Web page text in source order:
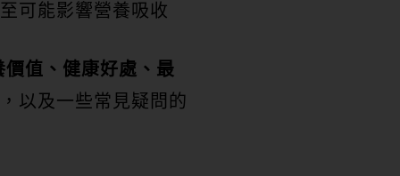
可能影響營養吸收
值、健康好處、最
，以及一些常見疑問的